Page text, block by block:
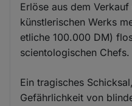
Erlöse aus dem
künstlerischen Werks
etliche 100.000 DM)
scientologischen Chefs.
Ein tragisches
Gefährlichkeit von